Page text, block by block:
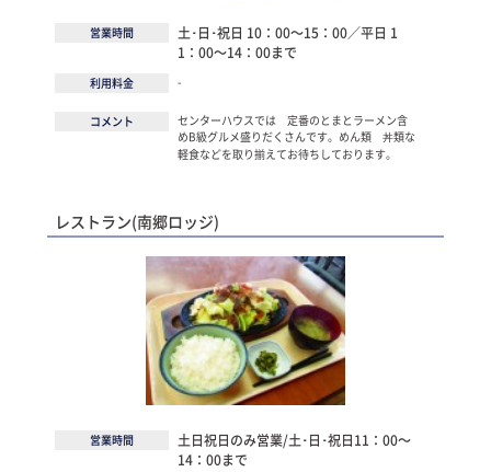
営業時間
土･日･祝日 10：00～15：00／平日 1
1：00～14：00まで
利用料金 -
コメント
センターハウスでは 定番のとまとラーメン含
めB級グルメ盛りだくさんです。めん類 丼類な
軽食などを取り揃えてお待ちしております。
レストラン(南郷ロッジ)
営業時間
土日祝日のみ営業/土･日･祝日11：00～
14：00まで